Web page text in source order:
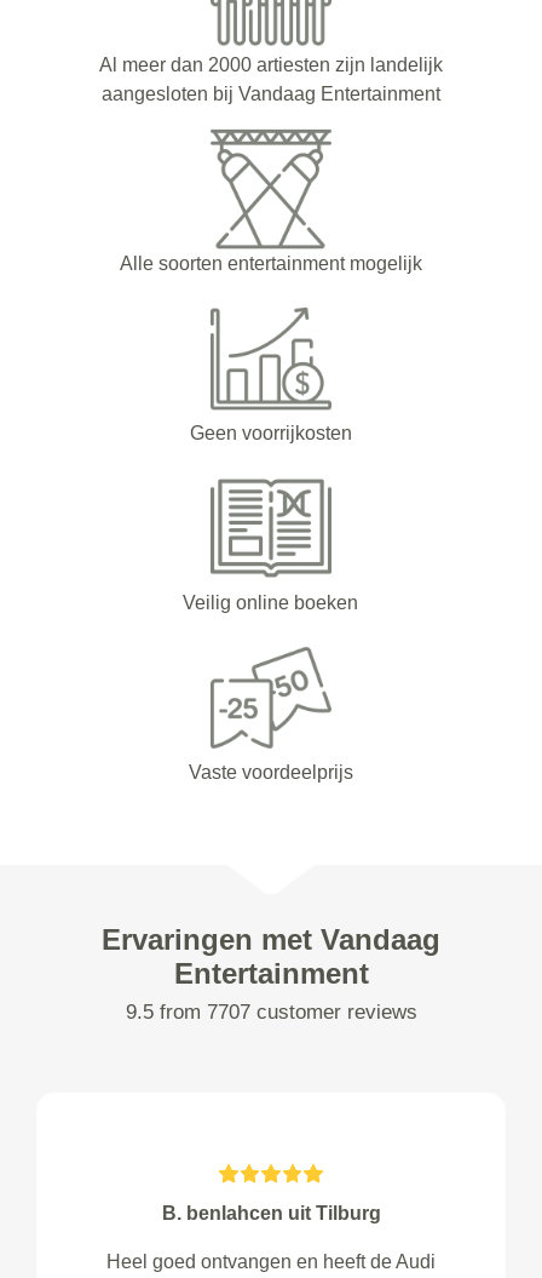
Al meer dan 2000 artiesten zijn landelijk
aangesloten bij Vandaag Entertainment
Alle soorten entertainment mogelijk
Geen voorrijkosten
Veilig online boeken
Vaste voordeelprijs
Ervaringen met Vandaag
Entertainment
9.5 from 7707 customer reviews
B. benlahcen uit Tilburg
Heel goed ontvangen en heeft de Audi